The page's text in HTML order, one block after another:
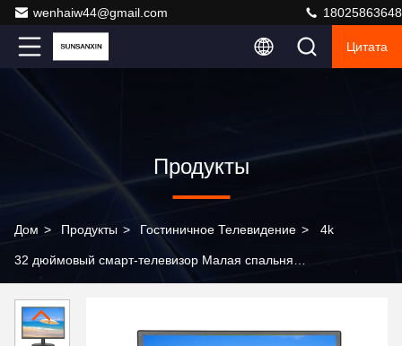
wenhaiw44@gmail.com 18025863648
Цитата
Продукты
Дом > Продукты > Гостиничное Телевидение > 4k
32 дюймовый смарт-телевизор Малая спальня
дюймовые телевизоры HDMi